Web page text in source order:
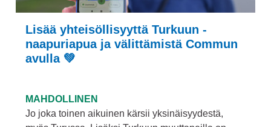
Lisää yhteisöllisyyttä Turkuun -
naapuriapua ja välittämistä Commun
avulla 💚
MAHDOLLINEN
Jo joka toinen aikuinen kärsii yksinäisyydestä,